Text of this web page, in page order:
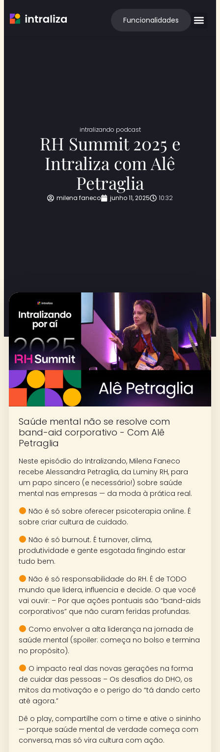
Funcionalidades
intralizando podcast
RH Summit 2025 e
Intraliza com Alê
Petraglia
milena faneco junho 11, 2025 10:32
Saúde mental não se resolve com
band-aid corporativo - Com Alê
Petraglia
Neste episódio do Intralizando, Milena Faneco
recebe Alessandra Petraglia, da Luminy RH, para
um papo sincero (e necessário!) sobre saúde
mental nas empresas — da moda à prática real.
Não é só sobre oferecer psicoterapia online. É
sobre criar cultura de cuidado.
Não é só burnout. É turnover, clima,
produtividade e gente esgotada fingindo estar
tudo bem.
Não é só responsabilidade do RH. É de TODO
mundo que lidera, influencia e decide. O que você
vai ouvir: – Por que ações pontuais são “band-aids
corporativos” que não curam feridas profundas.
Como envolver a alta liderança na jornada de
saúde mental (spoiler: começa no bolso e termina
no propósito).
O impacto real das novas gerações na forma
de cuidar das pessoas – Os desafios do DHO, os
mitos da motivação e o perigo do “tá dando certo
até agora.”
Dê o play, compartilhe com o time e ative o sininho
— porque saúde mental de verdade começa com
conversa, mas só vira cultura com ação.